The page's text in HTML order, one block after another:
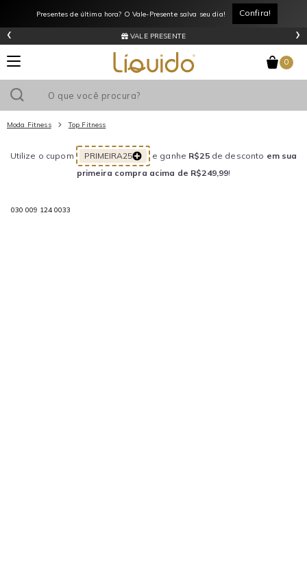
Presentes de última hora? O Vale-Presente salva seu dia!
Confira!
VALE PRESENTE
‹ ›
0
Moda Fitness Top Fitness
Utilize o cupom PRIMEIRA25 e ganhe R$25de desconto em sua
primeira compra acima de R$249,99!
030 009 124 0033